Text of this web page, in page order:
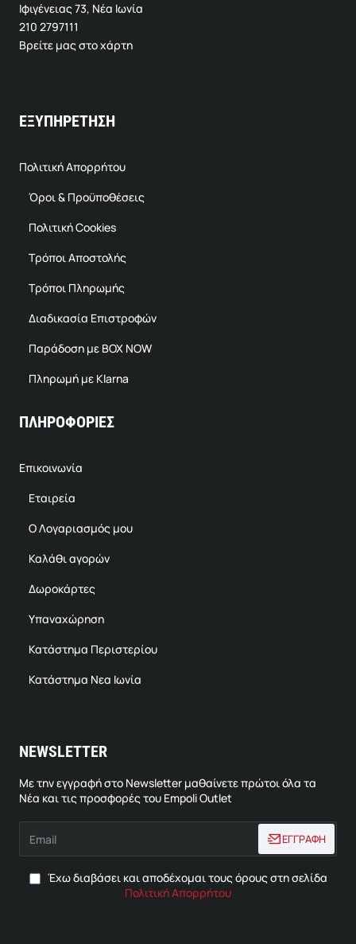
Ιφιγένειας 73, Νέα Ιωνία
210 2797111
Βρείτε μας στο χάρτη
ΕΞΥΠΗΡΕΤΗΣΗ
Πολιτική Απορρήτου
Όροι & Προϋποθέσεις
Πολιτική Cookies
Τρόποι Αποστολής
Τρόποι Πληρωμής
Διαδικασία Επιστροφών
Παράδοση με BOX NOW
Πληρωμή με Klarna
ΠΛΗΡΟΦΟΡΙΕΣ
Επικοινωνία
Εταιρεία
Ο Λογαριασμός μου
Καλάθι αγορών
Δωροκάρτες
Υπαναχώρηση
Κατάστημα Περιστερίου
Κατάστημα Νεα Ιωνία
NEWSLETTER
Με την εγγραφή στο Newsletter μαθαίνετε πρώτοι όλα τα
Νέα και τις προσφορές του Empoli Outlet
ΕΓΓΡΑΦΗ
Έχω διαβάσει και αποδέχομαι τους όρους στη σελίδα
Πολιτική Απορρήτου